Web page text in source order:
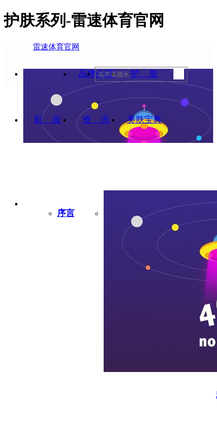
护肤系列-雷速体育官网
雷速体育官网
雷速体育官 品牌介绍 护 肤
彩 妆 资 讯 美肤宝典
序言